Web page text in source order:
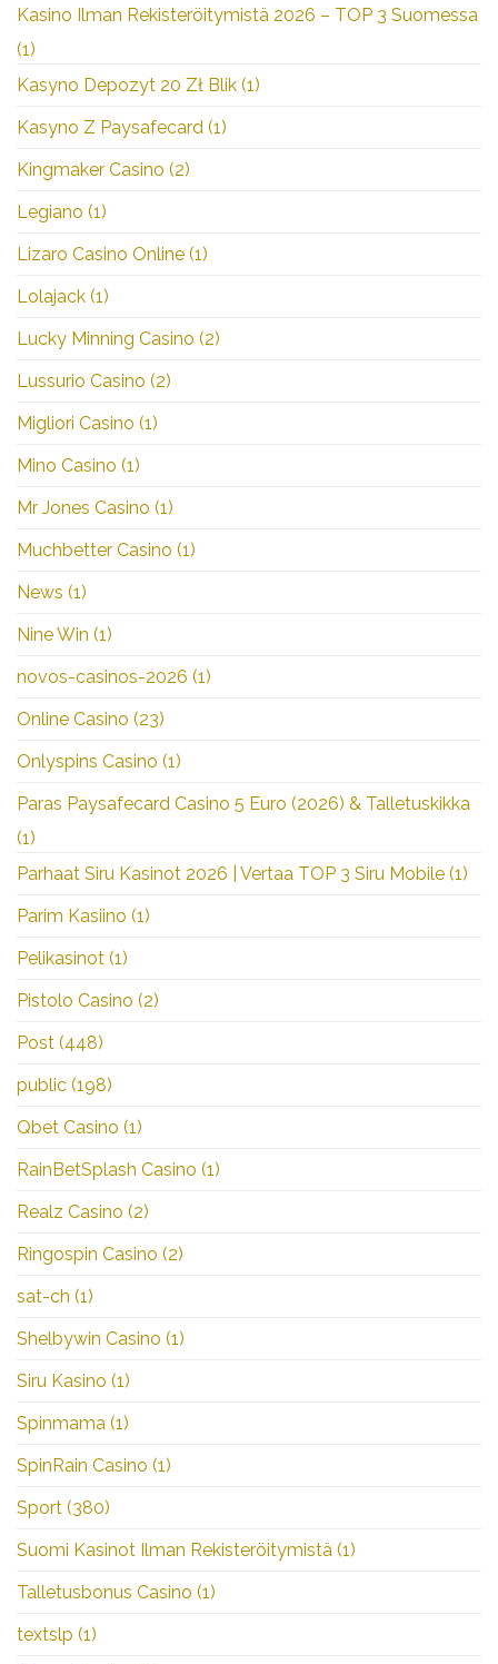
Kasino Ilman Rekisteröitymistä 2026 – TOP 3 Suomessa
(1)
Kasyno Depozyt 20 Zł Blik (1)
Kasyno Z Paysafecard (1)
Kingmaker Casino (2)
Legiano (1)
Lizaro Casino Online (1)
Lolajack (1)
Lucky Minning Casino (2)
Lussurio Casino (2)
Migliori Casino (1)
Mino Casino (1)
Mr Jones Casino (1)
Muchbetter Casino (1)
News (1)
Nine Win (1)
novos-casinos-2026 (1)
Online Casino (23)
Onlyspins Casino (1)
Paras Paysafecard Casino 5 Euro (2026) & Talletuskikka
(1)
Parhaat Siru Kasinot 2026 | Vertaa TOP 3 Siru Mobile (1)
Parim Kasiino (1)
Pelikasinot (1)
Pistolo Casino (2)
Post (448)
public (198)
Qbet Casino (1)
RainBetSplash Casino (1)
Realz Casino (2)
Ringospin Casino (2)
sat-ch (1)
Shelbywin Casino (1)
Siru Kasino (1)
Spinmama (1)
SpinRain Casino (1)
Sport (380)
Suomi Kasinot Ilman Rekisteröitymistä (1)
Talletusbonus Casino (1)
textslp (1)